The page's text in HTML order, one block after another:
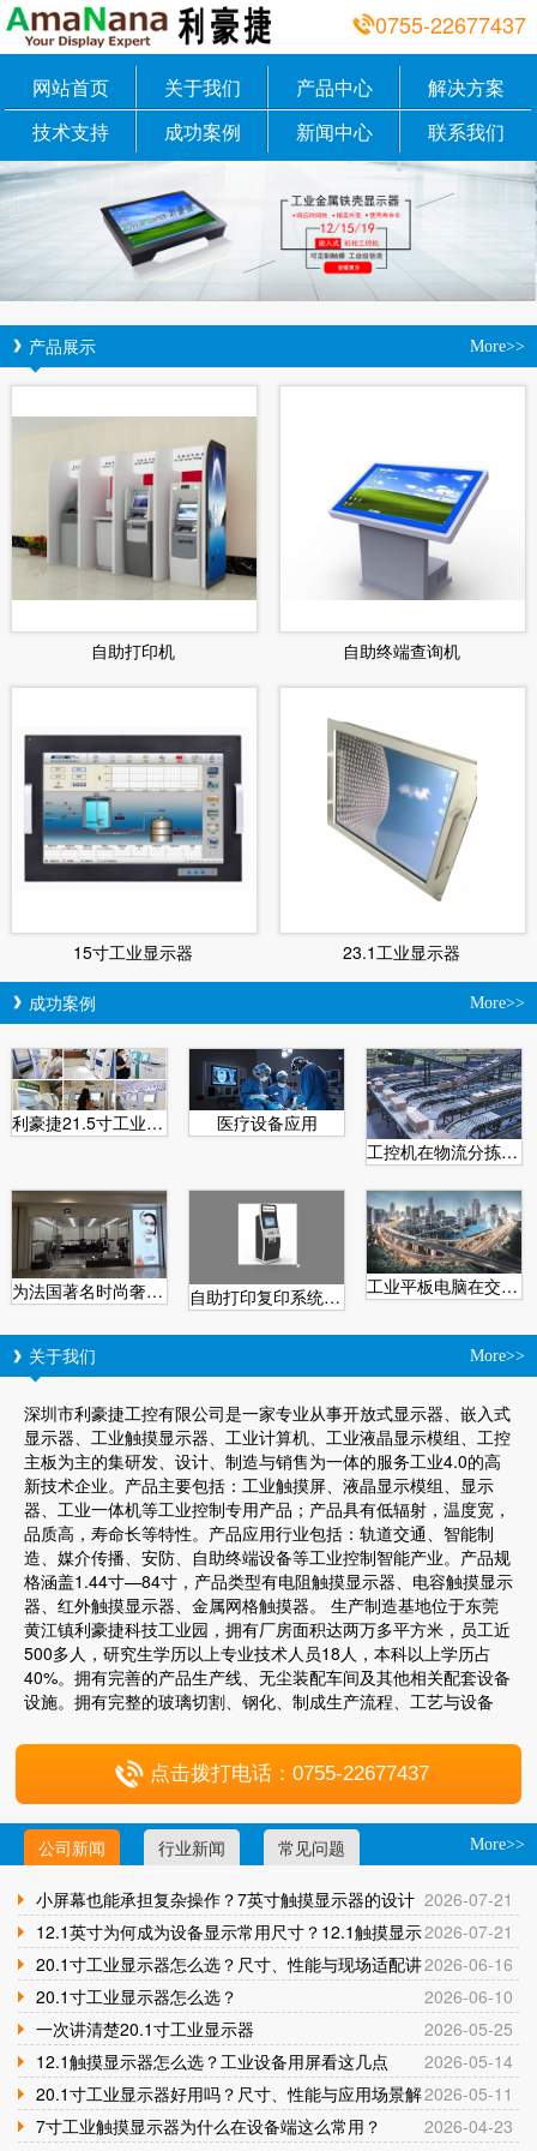
0755-22677437
网站首页 关于我们 产品中心
解决方案
技术支持
成功案例 新闻中心 联系我们
More>>
产品展示
自助打印机 自助终端查询机
15寸工业显示器 23.1工业显示器
More>>
成功案例
利豪捷21.5寸工业安卓一体机在医用自助取片机的特点
医疗设备应用
工控机在物流分拣系统中的应用
为法国著名时尚奢侈品Givenchy纪梵希配套产品 自助打印复印系统为城市助力 工业平板电脑在交通业的应用
More>>
关于我们
深圳市利豪捷工控有限公司是一家专业从事开放式显示器、嵌入式
显示器、工业触摸显示器、工业计算机、工业液晶显示模组、工控
主板为主的集研发、设计、制造与销售为一体的服务工业4.0的高
新技术企业。产品主要包括：工业触摸屏、液晶显示模组、显示
器、工业一体机等工业控制专用产品；产品具有低辐射，温度宽，
品质高，寿命长等特性。产品应用行业包括：轨道交通、智能制
造、媒介传播、安防、自助终端设备等工业控制智能产业。产品规
格涵盖1.44寸—84寸，产品类型有电阻触摸显示器、电容触摸显示
器、红外触摸显示器、金属网格触摸器。 生产制造基地位于东莞
黄江镇利豪捷科技工业园，拥有厂房面积达两万多平方米，员工近
500多人，研究生学历以上专业技术人员18人，本科以上学历占
40%。拥有完善的产品生产线、无尘装配车间及其他相关配套设备
设施。拥有完整的玻璃切割、钢化、制成生产流程、工艺与设备
点击拨打电话：0755-22677437
More>>
公司新闻 行业新闻 常见问题
2026-07-21
小屏幕也能承担复杂操作？7英寸触摸显示器的设计
与应用逻辑
2026-07-21
12.1英寸为何成为设备显示常用尺寸？12.1触摸显示
器应用解析
2026-06-16
20.1寸工业显示器怎么选？尺寸、性能与现场适配讲
清楚
2026-06-10
20.1寸工业显示器怎么选？
2026-05-25
一次讲清楚20.1寸工业显示器
2026-05-14
12.1触摸显示器怎么选？工业设备用屏看这几点
2026-05-11
20.1寸工业显示器好用吗？尺寸、性能与应用场景解
析
2026-04-23
7寸工业触摸显示器为什么在设备端这么常用？